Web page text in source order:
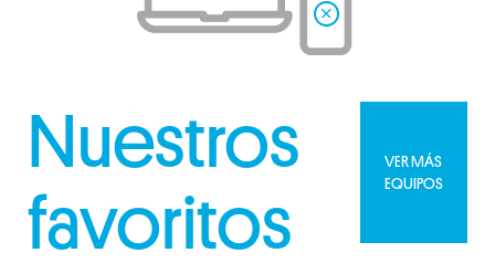
Nuestros
favoritos
VER MÁS
EQUIPOS